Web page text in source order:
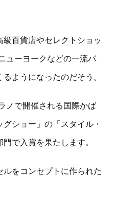
百貨店やセレクトショッ
ューヨークなどの一流バ
ようになったのだそう。
ノで開催される国際かば
ショー」の「スタイル・
で入賞を果たします。
をコンセプトに作られた